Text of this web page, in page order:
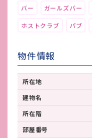
バー ガールズバー
ホストクラブ パブ
物件情報
所在地
建物名
所在階
部屋番号